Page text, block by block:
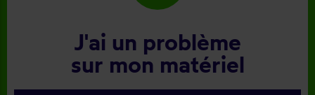
J'ai un problème
sur mon matériel